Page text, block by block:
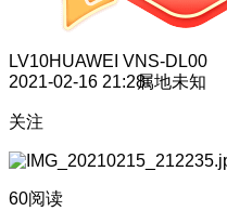
LV10HUAWEI VNS-DL00
2021-02-16 21:28属地未知
关注
60阅读